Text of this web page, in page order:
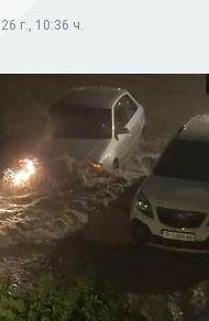
г., 10:36 ч.